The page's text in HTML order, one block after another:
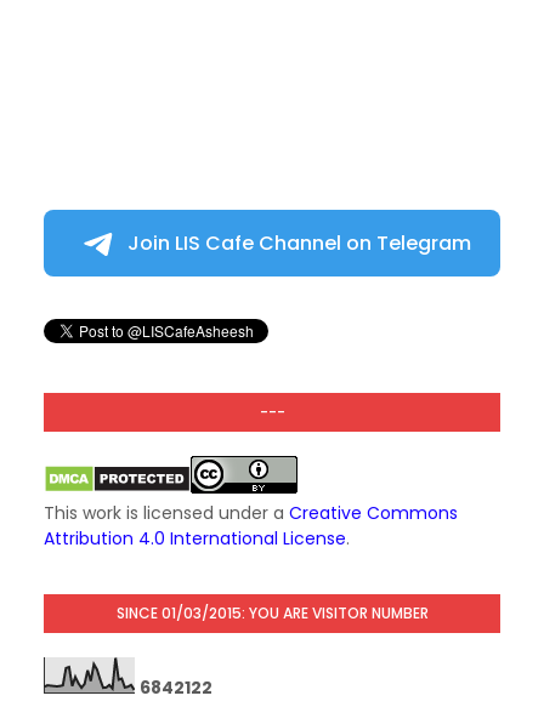
Join LIS Cafe Channel on Telegram
---
This work is licensed under a Creative Commons
Attribution 4.0 International License.
SINCE 01/03/2015: YOU ARE VISITOR NUMBER
6842122